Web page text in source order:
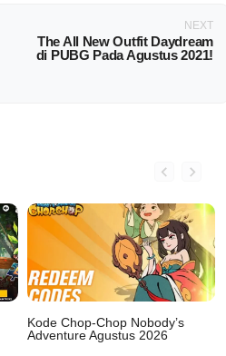
NEXT
The All New Outfit Daydream
di PUBG Pada Agustus 2021!
Kode Chop-Chop Nobody’s
Adventure Agustus 2026